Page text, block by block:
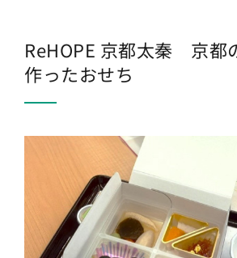
ReHOPE 京都太秦 京都
作ったおせち